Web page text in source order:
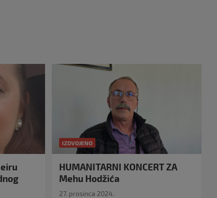
IZDVOJENO
HUMANITARNI KONCERT ZA
Mehu Hodžića
27. prosinca 2024.